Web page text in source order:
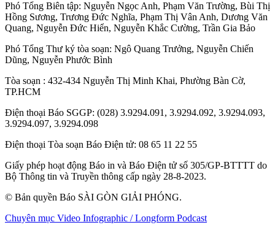
Phó Tổng Biên tập: Nguyễn Ngọc Anh, Phạm Văn Trường, Bùi Thị
Hồng Sương, Trương Đức Nghĩa, Phạm Thị Vân Anh, Dương Văn
Quang, Nguyễn Đức Hiển, Nguyễn Khắc Cường, Trần Gia Bảo
Phó Tổng Thư ký tòa soạn: Ngô Quang Trưởng, Nguyễn Chiến
Dũng, Nguyễn Phước Bình
Tòa soạn : 432-434 Nguyễn Thị Minh Khai, Phường Bàn Cờ,
TP.HCM
Điện thoại Báo SGGP: (028) 3.9294.091, 3.9294.092, 3.9294.093,
3.9294.097, 3.9294.098
Điện thoại Tòa soạn Báo Điện tử: 08 65 11 22 55
Giấy phép hoạt động Báo in và Báo Điện tử số 305/GP-BTTTT do
Bộ Thông tin và Truyền thông cấp ngày 28-8-2023.
© Bản quyền Báo SÀI GÒN GIẢI PHÓNG.
Chuyên mục Video Infographic / Longform Podcast